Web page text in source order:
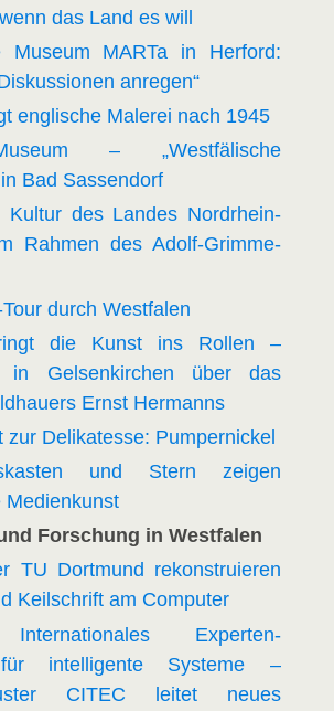
das Land es will
Museum MARTa in Herford:
anregen“
englische Malerei nach 1945
– „Westfälische
Bad Sassendorf
Kultur des Landes Nordrhein-
Rahmen des Adolf-Grimme-
durch Westfalen
die Kunst ins Rollen –
in Gelsenkirchen über das
Ernst Hermanns
zur Delikatesse: Pumpernickel
und Stern zeigen
Medienkunst
Forschung in Westfalen
TU Dortmund rekonstruieren
Keilschrift am Computer
Experten-
intelligente Systeme –
CITEC leitet neues